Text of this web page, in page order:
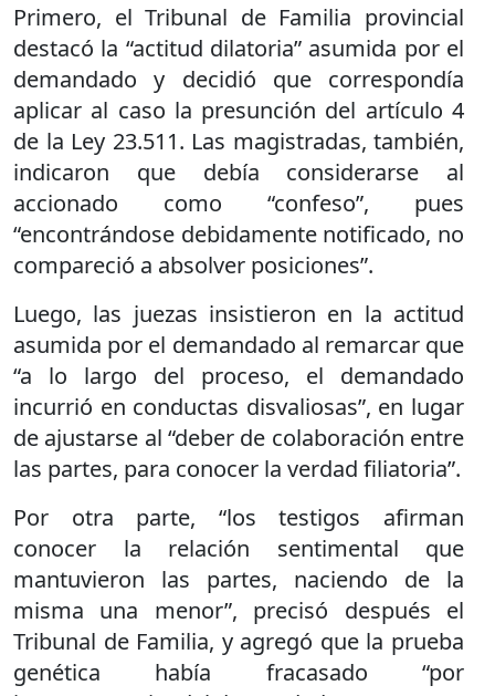
Primero, el Tribunal de Familia provincial
destacó la “actitud dilatoria” asumida por el
demandado y decidió que correspondía
aplicar al caso la presunción del artículo 4
de la Ley 23.511. Las magistradas, también,
indicaron que debía considerarse al
accionado como “confeso”, pues
“encontrándose debidamente notificado, no
compareció a absolver posiciones”.
Luego, las juezas insistieron en la actitud
asumida por el demandado al remarcar que
“a lo largo del proceso, el demandado
incurrió en conductas disvaliosas”, en lugar
de ajustarse al “deber de colaboración entre
las partes, para conocer la verdad filiatoria”.
Por otra parte, “los testigos afirman
conocer la relación sentimental que
mantuvieron las partes, naciendo de la
misma una menor”, precisó después el
Tribunal de Familia, y agregó que la prueba
genética había fracasado “por